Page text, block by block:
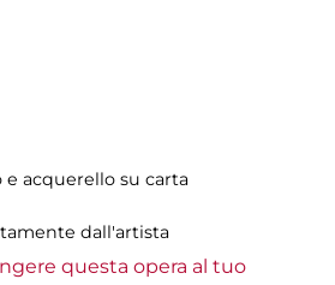
e acquerello su carta
dall'artista
questa opera al tuo